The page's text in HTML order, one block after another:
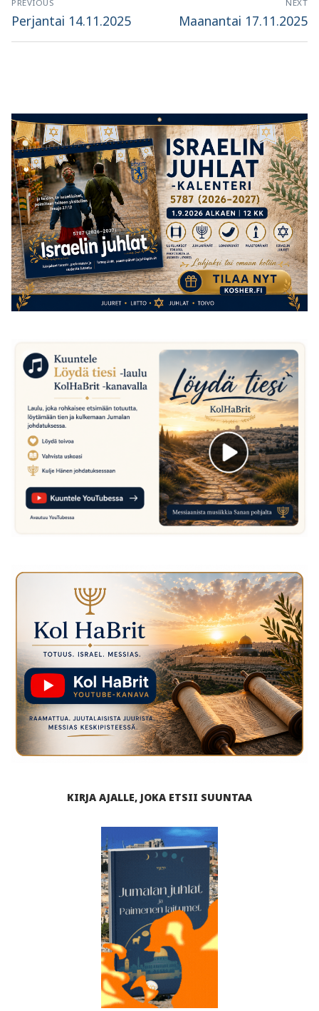
selaus
PREVIOUS
Previous
Perjantai 14.11.2025
NEXT
Next
Maanantai 17.11.2025
KIRJA AJALLE, JOKA ETSII SUUNTAA